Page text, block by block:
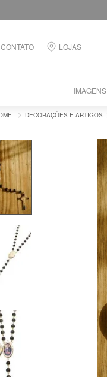
CONTATO LOJAS
IMAGENS
DECORAÇÕES E ARTIGOS